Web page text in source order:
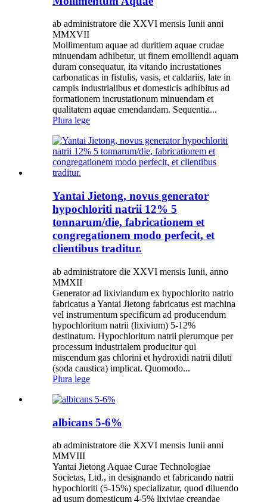
ab administratore die XXVI mensis Iunii anni
MMXVII
Mollimentum aquae ad duritiem aquae crudae
minuendam adhibetur, ut finem emolliendi aquam
duram consequatur, ita vitando incrustationes
carbonaticas in fistulis, vasis, et caldariis, late in
campis industrialibus et domesticis adhibitus ad
formationem incrustationum minuendam et
qualitatem aquae emendandam. Sequentia...
Plura lege
Yantai Jietong, novus generator
hypochloriti natrii 12% 5
tonnarum/die, fabricationem et
congregationem modo perfecit, et
clientibus traditur.
ab administratore die XXVI mensis Iunii, anno
MMXII
Generator ad lixiviandum ex hypochlorito natrio
fabricatus a Yantai Jietong fabricatus est machina
vel instrumentum specificum ad producendum
hypochloritum natrii (lixivium) 5-12%
destinatum. Hypochloritum natrii plerumque per
processum industrialem producitur qui
miscendum gas chlorini et hydroxidi natrii diluti
(soda caustica) implicat. Quomodo...
Plura lege
albicans 5-6%
ab administratore die XXVI mensis Iunii anni
MMVIII
Yantai Jietong Aquae Curae Technologiae
Societas, Ltd., in designando et fabricando natrii
hypochloriti (5-15%) specializatur, quod diluendo
ad usum domesticum 4-5% lixiviae creandae